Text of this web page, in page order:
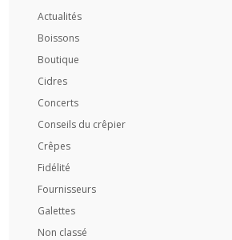
Actualités
Boissons
Boutique
Cidres
Concerts
Conseils du crêpier
Crêpes
Fidélité
Fournisseurs
Galettes
Non classé